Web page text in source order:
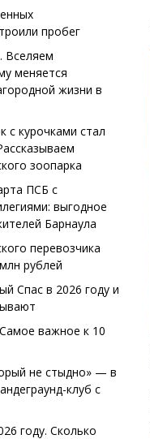
пробег
Вселяем
меняется
жизни в
с курочками стал
зоопарка
ПСБ с
выгодное
Барнаула
перевозчика
рублей
Спас в 2026 году и
важное к 10
не стыдно» — в
клуб с
году. Сколько